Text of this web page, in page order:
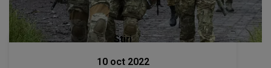
Stiri
10 oct 2022